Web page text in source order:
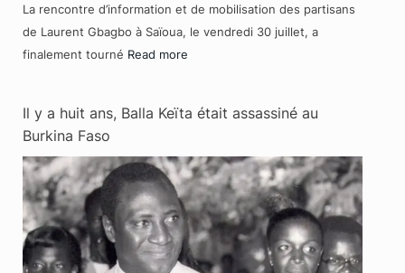
La rencontre d’information et de mobilisation des partisans
de Laurent Gbagbo à Saïoua, le vendredi 30 juillet, a
finalement tourné Read more
Il y a huit ans, Balla Keïta était assassiné au
Burkina Faso